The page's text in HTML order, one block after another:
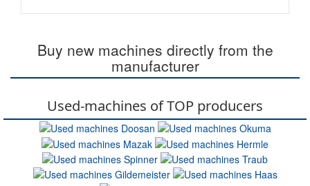
Buy new machines directly from the
manufacturer
Used-machines of TOP producers